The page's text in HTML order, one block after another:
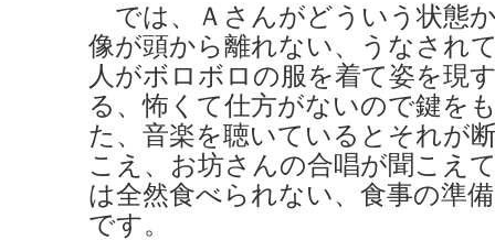
では、Ａさんがどういう状態
像が頭から離れない、うなされ
人がボロボロの服を着て姿を現
る、怖くて仕方がないので鍵を
た、音楽を聴いているとそれが
こえ、お坊さんの合唱が聞こえ
は全然食べられない、食事の準
です。